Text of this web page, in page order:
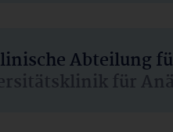
Abteilung
für